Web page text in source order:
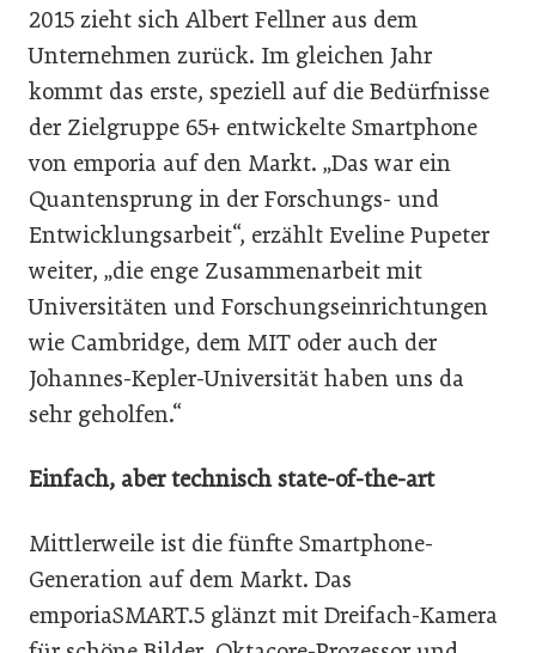
2015 zieht sich Albert Fellner aus dem
Unternehmen zurück. Im gleichen Jahr
kommt das erste, speziell auf die Bedürfnisse
der Zielgruppe 65+ entwickelte Smartphone
von emporia auf den Markt. „Das war ein
Quantensprung in der Forschungs- und
Entwicklungsarbeit“, erzählt Eveline Pupeter
weiter, „die enge Zusammenarbeit mit
Universitäten und Forschungseinrichtungen
wie Cambridge, dem MIT oder auch der
Johannes-Kepler-Universität haben uns da
sehr geholfen.“
Einfach, aber technisch state-of-the-art
Mittlerweile ist die fünfte Smartphone-
Generation auf dem Markt. Das
emporiaSMART.5 glänzt mit Dreifach-Kamera